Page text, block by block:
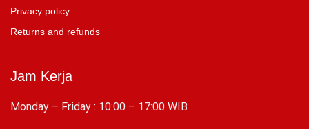
Privacy policy
Returns and refunds
Jam Kerja
Monday – Friday : 10:00 – 17:00 WIB